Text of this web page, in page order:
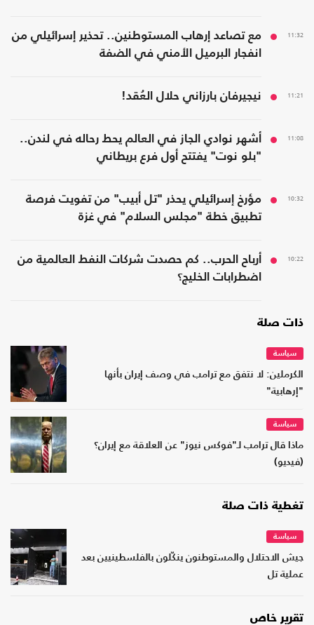
11:32
مع تصاعد إرهاب المستوطنين.. تحذير إسرائيلي من
انفجار البرميل الأمني في الضفة
11:21 نيجيرفان بارزاني حلال العُقد!
11:08
أشهر نوادي الجاز في العالم يحط رحاله في لندن..
"بلو نوت" يفتتح أول فرع بريطاني
10:32
مؤرخ إسرائيلي يحذر "تل أبيب" من تفويت فرصة
تطبيق خطة "مجلس السلام" في غزة
10:22
أرباح الحرب.. كم حصدت شركات النفط العالمية من
اضطرابات الخليج؟
ذات صلة
سياسة
الكرملين: لا نتفق مع ترامب في وصف إيران بأنها
"إرهابية"
سياسة
ماذا قال ترامب لـ"فوكس نيوز" عن العلاقة مع إيران؟
(فيديو)
تغطية ذات صلة
سياسة
جيش الاحتلال والمستوطنون ينكّلون بالفلسطينيين بعد
عملية تل
تقرير خاص